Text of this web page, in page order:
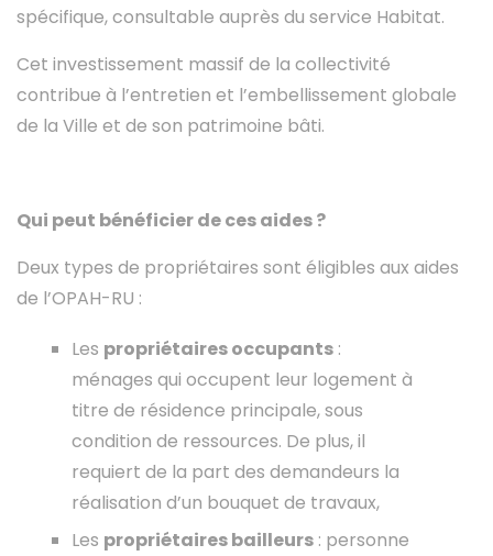
spécifique, consultable auprès du service Habitat.
Cet investissement massif de la collectivité
contribue à l’entretien et l’embellissement globale
de la Ville et de son patrimoine bâti.
Qui peut bénéficier de ces aides ?
Deux types de propriétaires sont éligibles aux aides
de l’OPAH-RU :
Les propriétaires occupants :
ménages qui occupent leur logement à
titre de résidence principale, sous
condition de ressources. De plus, il
requiert de la part des demandeurs la
réalisation d’un bouquet de travaux,
Les propriétaires bailleurs : personne